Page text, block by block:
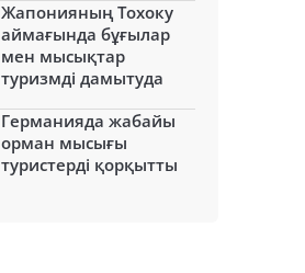
Жапонияның Тохоку
аймағында бұғылар
мен мысықтар
туризмді дамытуда
Германияда жабайы
орман мысығы
туристерді қорқытты